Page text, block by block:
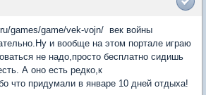
games/game/vek-vojn/ век войны
и вообще на этом портале играю
не надо,просто бесплатно сидишь
А оно есть редко,к
что придумали в январе 10 дней отдыха!